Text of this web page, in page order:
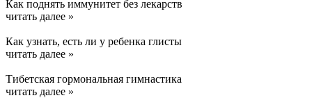
Как поднять иммунитет без лекарств
читать далее »
Как узнать, есть ли у ребенка глисты
читать далее »
Тибетская гормональная гимнастика
читать далее »